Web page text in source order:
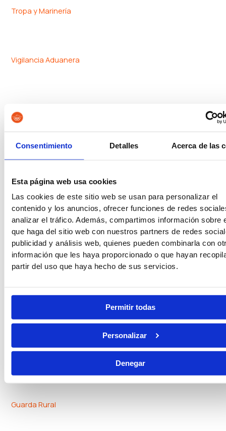
Consentimiento Detalles Acerca de las
Esta página web usa cookies
Las cookies de este sitio web se usan para personalizar el
contenido y los anuncios, ofrecer funciones de redes
analizar el tráfico. Además, compartimos información sobre
que haga del sitio web con nuestros partners de redes
publicidad y análisis web, quienes pueden combinarla con
información que les haya proporcionado o que hayan
partir del uso que haya hecho de sus servicios.
Permitir todas
Personalizar
Denegar
Tropa y Marinería
Vigilancia Aduanera
Oposiciones de Justicia
Auxilio Judicial
Tramitación Procesal
Seguridad Privada
Guarda Rural